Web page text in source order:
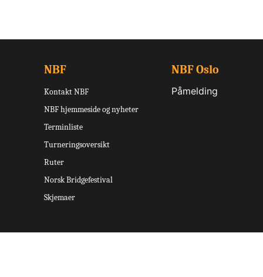
NBF
Kontakt NBF
NBF hjemmeside og nyheter
Terminliste
Turneringsoversikt
Ruter
Norsk Bridgefestival
Skjemaer
NBF Oslo
Påmelding